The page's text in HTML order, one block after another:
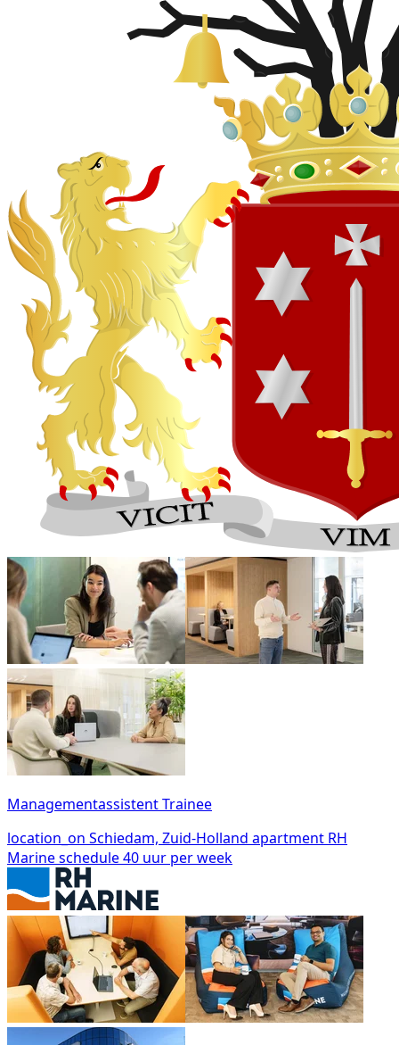
Managementassistent Trainee
location_on Schiedam, Zuid-Holland apartment RH
Marineschedule40 uur per week